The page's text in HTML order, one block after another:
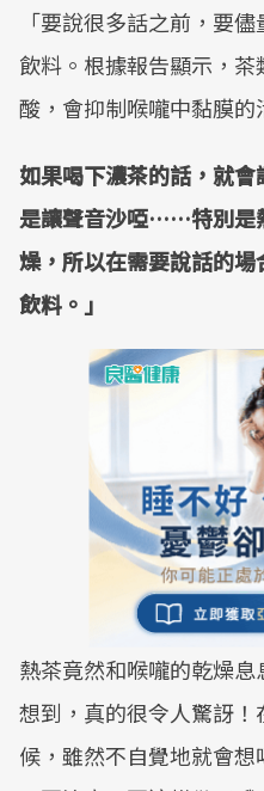
「要說很多話之前，要
飲料。根據報告顯示，
酸，會抑制喉嚨中黏膜的
如果喝下濃茶的話，就
是讓聲音沙啞……特別是
燥，所以在需要說話的
飲料。」
熱茶竟然和喉嚨的乾燥
想到，真的很令人驚訝
候，雖然不自覺地就會